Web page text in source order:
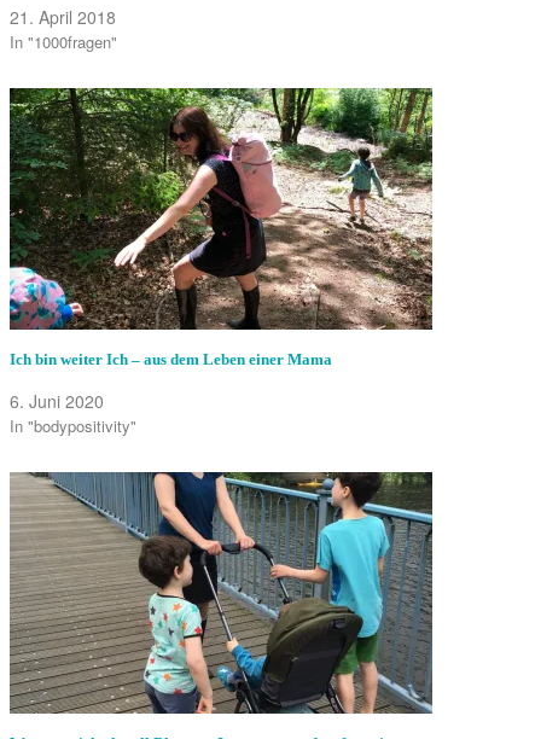
21. April 2018
In "1000fragen"
Ich bin weiter Ich – aus dem Leben einer Mama
6. Juni 2020
In "bodypositivity"